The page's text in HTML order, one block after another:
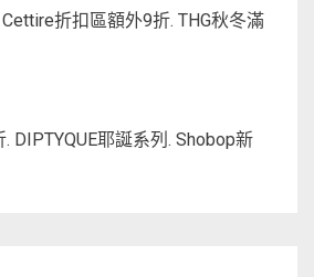
折扣區額外9折. THG秋冬滿
DIPTYQUE耶誕系列. Shobop新